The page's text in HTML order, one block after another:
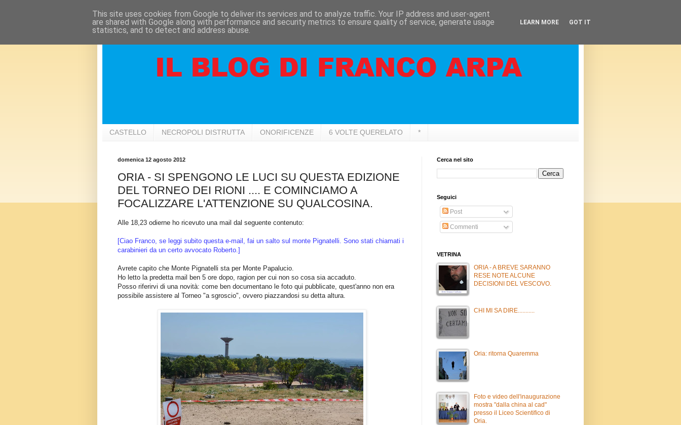
CASTELLO NECROPOLI DISTRUTTA ONORIFICENZE 6 VOLTE QUERELATO *
domenica 12 agosto 2012
ORIA - SI SPENGONO LE LUCI SU QUESTA EDIZIONE
DEL TORNEO DEI RIONI .... E COMINCIAMO A
FOCALIZZARE L'ATTENZIONE SU QUALCOSINA.
Alle 18,23 odierne ho ricevuto una mail dal seguente contenuto:
[Ciao Franco, se leggi subito questa e-mail, fai un salto sul monte Pignatelli. Sono stati chiamati i
carabinieri da un certo avvocato Roberto.]
Avrete capito che Monte Pignatelli sta per Monte Papalucio.
Ho letto la predetta mail ben 5 ore dopo, ragion per cui non so cosa sia accaduto.
Posso riferirvi di una novità: come ben documentano le foto qui pubblicate, quest'anno non era
possibile assistere al Torneo "a sgroscio", ovvero piazzandosi su detta altura.
Cerca nel sito
Seguici
Post
Commenti
VETRINA
ORIA - A BREVE SARANNO
RESE NOTE ALCUNE
DECISIONI DEL VESCOVO.
CHI MI SA DIRE...........
Oria: ritorna Quaremma
Foto e video dell'inaugurazione
mostra "dalla china al cad"
presso il Liceo Scientifico di
Oria.
This site uses cookies from Google to deliver its services and to analyze traffic. Your IP address and user-agent
are shared with Google along with performance and security metrics to ensure quality of service, generate usage
statistics, and to detect and address abuse.
LEARN MORE GOT IT